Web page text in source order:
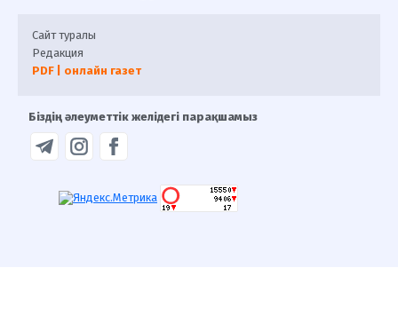
Сайт туралы
Редакция
PDF | онлайн газет
Біздің әлеуметтік желідегі парақшамыз